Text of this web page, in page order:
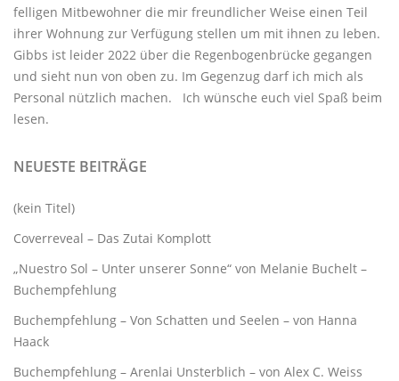
felligen Mitbewohner die mir freundlicher Weise einen Teil
ihrer Wohnung zur Verfügung stellen um mit ihnen zu leben.
Gibbs ist leider 2022 über die Regenbogenbrücke gegangen
und sieht nun von oben zu. Im Gegenzug darf ich mich als
Personal nützlich machen. Ich wünsche euch viel Spaß beim
lesen.
NEUESTE BEITRÄGE
(kein Titel)
Coverreveal – Das Zutai Komplott
„Nuestro Sol – Unter unserer Sonne“ von Melanie Buchelt –
Buchempfehlung
Buchempfehlung – Von Schatten und Seelen – von Hanna
Haack
Buchempfehlung – Arenlai Unsterblich – von Alex C. Weiss